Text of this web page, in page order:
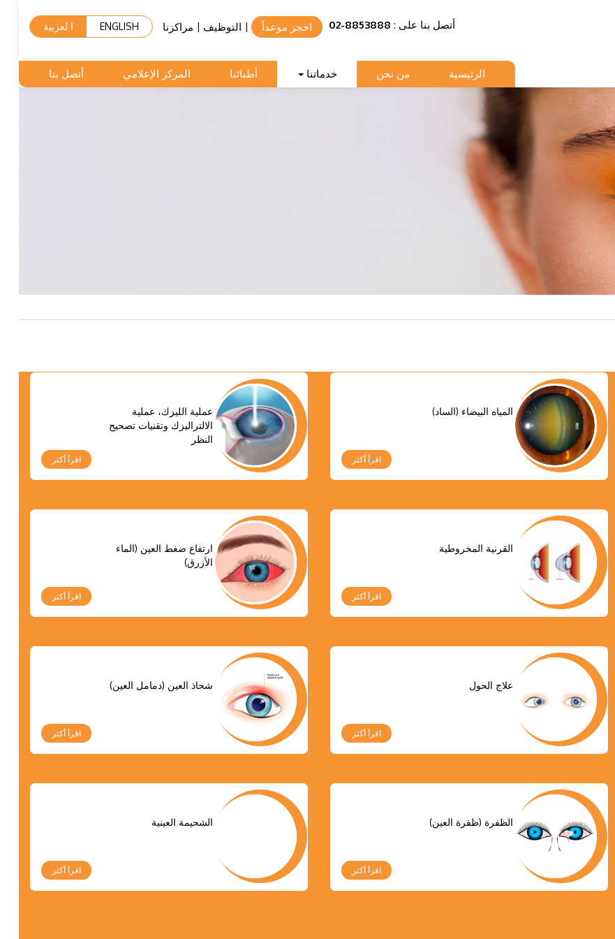
أتصل بنا على : 02-8853888 احجز موعداً ENGLISH ا لعربية مراكزنا | التوظيف |
الرئيسية من نحن خدماتنا أطبائنا المركز الإعلامي أتصل بنا
المياه البيضاء (الساد)
اقرأ أكثر
عملية الليزك، عملية
الالتراليزك وتقنيات تصحيح
النظر
اقرأ أكثر
القرنية المخروطية
اقرأ أكثر
ارتفاع ضغط العين (الماء
الأزرق)
اقرأ أكثر
علاج الحول
اقرأ أكثر
شحاذ العين (دمامل العين)
اقرأ أكثر
الظفرة (ظفرة العين)
اقرأ أكثر
الشحيمة العينية
اقرأ أكثر